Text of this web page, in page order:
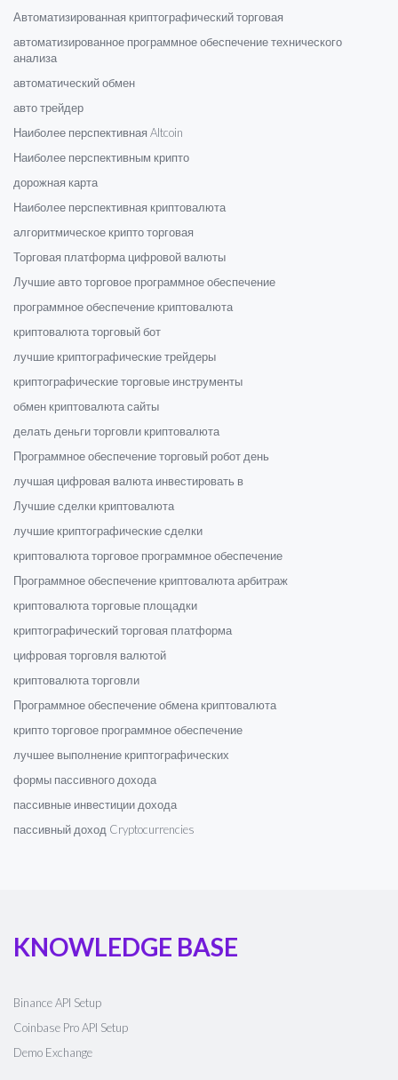
Автоматизированная криптографический торговая
автоматизированное программное обеспечение технического
анализа
автоматический обмен
авто трейдер
Наиболее перспективная Altcoin
Наиболее перспективным крипто
дорожная карта
Наиболее перспективная криптовалюта
алгоритмическое крипто торговая
Торговая платформа цифровой валюты
Лучшие авто торговое программное обеспечение
программное обеспечение криптовалюта
криптовалюта торговый бот
лучшие криптографические трейдеры
криптографические торговые инструменты
обмен криптовалюта сайты
делать деньги торговли криптовалюта
Программное обеспечение торговый робот день
лучшая цифровая валюта инвестировать в
Лучшие сделки криптовалюта
лучшие криптографические сделки
криптовалюта торговое программное обеспечение
Программное обеспечение криптовалюта арбитраж
криптовалюта торговые площадки
криптографический торговая платформа
цифровая торговля валютой
криптовалюта торговли
Программное обеспечение обмена криптовалюта
крипто торговое программное обеспечение
лучшее выполнение криптографических
формы пассивного дохода
пассивные инвестиции дохода
пассивный доход Cryptocurrencies
KNOWLEDGE BASE
Binance API Setup
Coinbase Pro API Setup
Demo Exchange